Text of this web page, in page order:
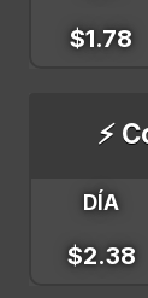
$1.78
⚡
DÍA
$2.38